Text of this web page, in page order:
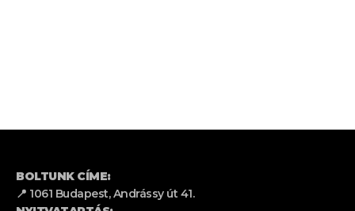
BOLTUNK CÍME:
📍 1061 Budapest, Andrássy út 41.